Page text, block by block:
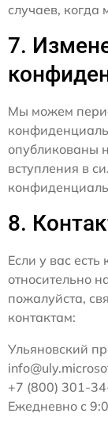
случаев, когда
7.
Мы можем
опубликованы
вступления в
8.
Если у вас
относительно
пожалуйста,
контактам:
Ульяновский
+7 (800) 301-
Ежедневно с